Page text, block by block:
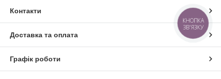
Контакти
Доставка та оплата
Графік роботи
КНОПКА
ЗВ'ЯЗКУ